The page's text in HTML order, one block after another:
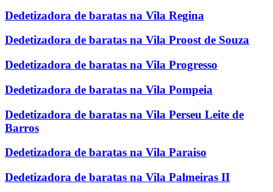
Dedetizadora de baratas na Vila Regina
Dedetizadora de baratas na Vila Proost de Souza
Dedetizadora de baratas na Vila Progresso
Dedetizadora de baratas na Vila Pompeia
Dedetizadora de baratas na Vila Perseu Leite de
Barros
Dedetizadora de baratas na Vila Paraiso
Dedetizadora de baratas na Vila Palmeiras II